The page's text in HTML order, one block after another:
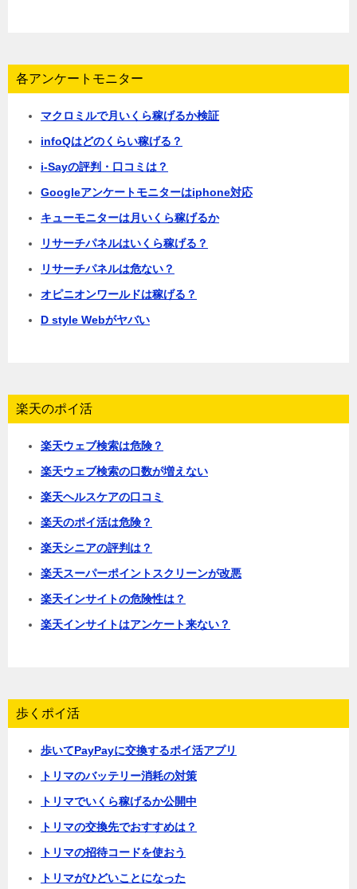
各アンケートモニター
マクロミルで月いくら稼げるか検証
infoQはどのくらい稼げる？
i-Sayの評判・口コミは？
Googleアンケートモニターはiphone対応
キューモニターは月いくら稼げるか
リサーチパネルはいくら稼げる？
リサーチパネルは危ない？
オピニオンワールドは稼げる？
D style Webがヤバい
楽天のポイ活
楽天ウェブ検索は危険？
楽天ウェブ検索の口数が増えない
楽天ヘルスケアの口コミ
楽天のポイ活は危険？
楽天シニアの評判は？
楽天スーパーポイントスクリーンが改悪
楽天インサイトの危険性は？
楽天インサイトはアンケート来ない？
歩くポイ活
歩いてPayPayに交換するポイ活アプリ
トリマのバッテリー消耗の対策
トリマでいくら稼げるか公開中
トリマの交換先でおすすめは？
トリマの招待コードを使おう
トリマがひどいことになった